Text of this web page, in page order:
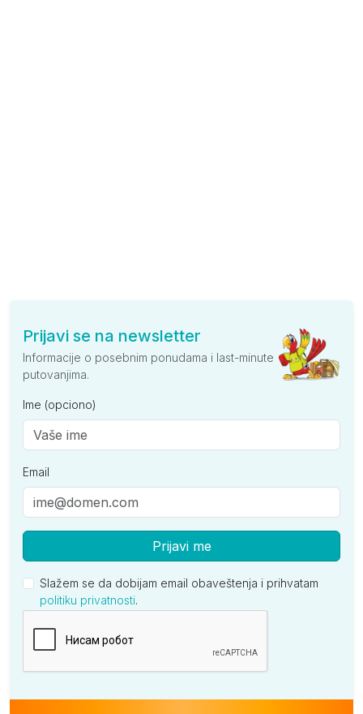
Prijavi se na newsletter
Informacije o posebnim ponudama i last-minute
putovanjima.
Ime (opciono)
Email
Prijavi me
Slažem se da dobijam email obaveštenja i prihvatam
politiku privatnosti.